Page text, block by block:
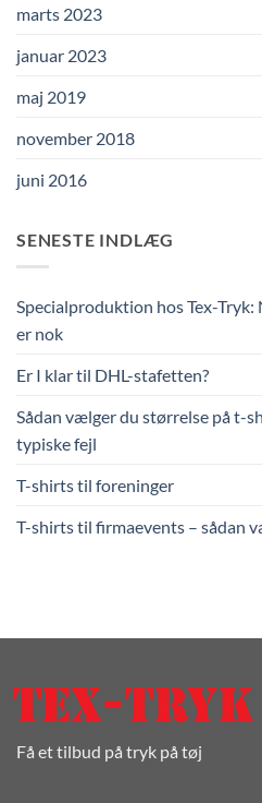
marts 2023
januar 2023
maj 2019
november 2018
juni 2016
SENESTE INDLÆG
Specialproduktion hos Tex-
er nok
Er I klar til DHL-stafetten?
Sådan vælger du størrelse på t-
typiske fejl
T-shirts til foreninger
T-shirts til firmaevents – sådan
Få et tilbud på tryk på tøj